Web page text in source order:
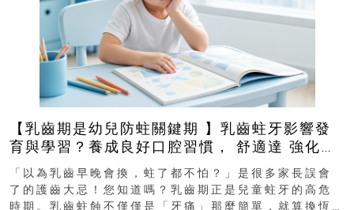
【乳齒期是幼兒防蛀關鍵期 】乳齒蛀牙影響發
育與學習？養成良好口腔習慣， 舒適達 強化琺
瑯質 兒童牙膏防護指南
「以為乳齒早晚會換，蛀了都不怕？」是很多家長誤會
了的護齒大忌！您知道嗎？乳齒期正是兒童蛀牙的高危
時期。乳齒蛀蝕不僅僅是「牙痛」那麼簡單，就算換恆